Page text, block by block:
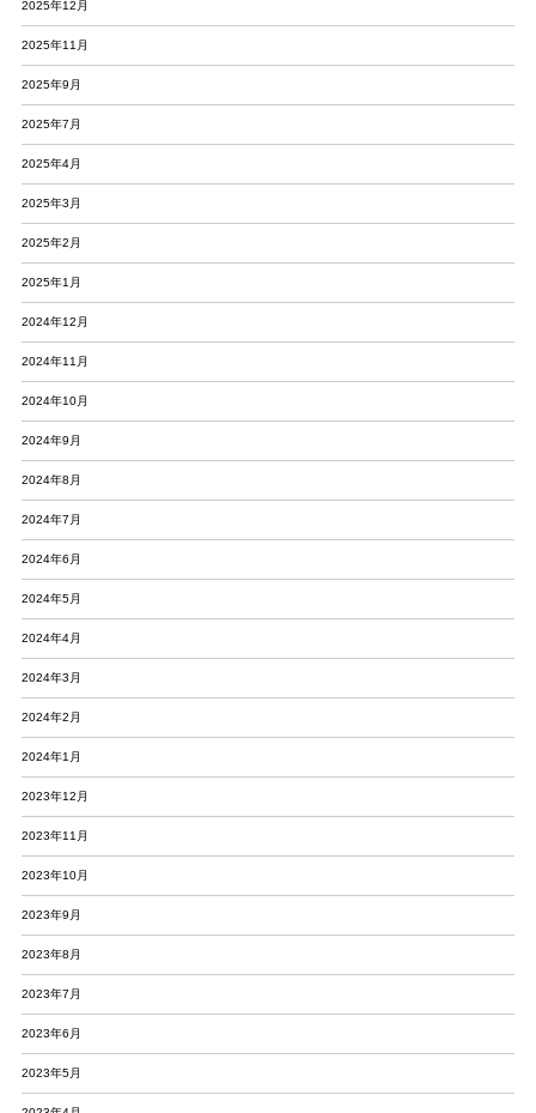
2025年12月
2025年11月
2025年9月
2025年7月
2025年4月
2025年3月
2025年2月
2025年1月
2024年12月
2024年11月
2024年10月
2024年9月
2024年8月
2024年7月
2024年6月
2024年5月
2024年4月
2024年3月
2024年2月
2024年1月
2023年12月
2023年11月
2023年10月
2023年9月
2023年8月
2023年7月
2023年6月
2023年5月